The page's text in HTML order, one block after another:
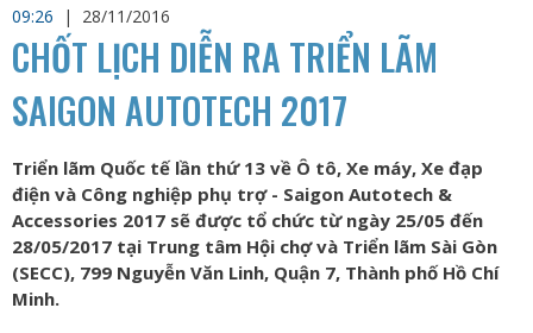
09:26
| 28/11/2016
CHỐT LỊCH DIỄN RA TRIỂN LÃM
SAIGON AUTOTECH 2017
Triển lãm Quốc tế lần thứ 13 về Ô tô, Xe máy, Xe đạp
điện và Công nghiệp phụ trợ - Saigon Autotech &
Accessories 2017 sẽ được tổ chức từ ngày 25/05 đến
28/05/2017 tại Trung tâm Hội chợ và Triển lãm Sài Gòn
(SECC), 799 Nguyễn Văn Linh, Quận 7, Thành phố Hồ Chí
Minh.